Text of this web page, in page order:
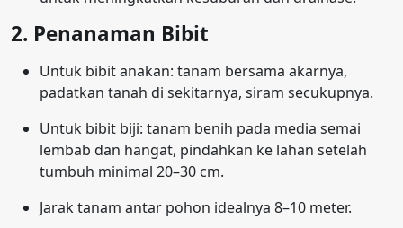
2. Penanaman Bibit
Untuk bibit anakan: tanam bersama akarnya,
padatkan tanah di sekitarnya, siram secukupnya.
Untuk bibit biji: tanam benih pada media semai
lembab dan hangat, pindahkan ke lahan setelah
tumbuh minimal 20–30 cm.
Jarak tanam antar pohon idealnya 8–10 meter.